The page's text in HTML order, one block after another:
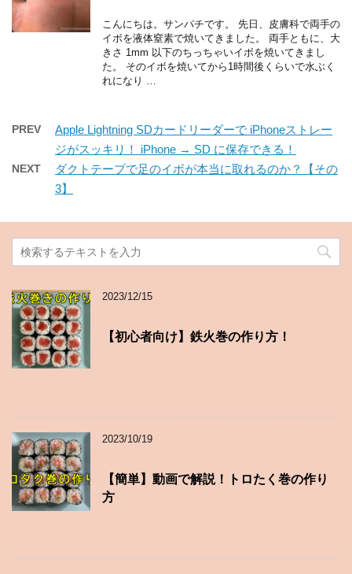
こんにちは。サンパチです。 先日、皮膚科で両手の
イボを液体窒素で焼いてきました。 両手ともに、大
きさ 1mm 以下のちっちゃいイボを焼いてきまし
た。 そのイボを焼いてから1時間後くらいで水ぶく
れになり …
PREV
Apple Lightning SDカードリーダーで iPhoneストレー
ジがスッキリ！ iPhone → SD に保存できる！
NEXT
ダクトテープで足のイボが本当に取れるのか？【その
3】
2023/12/15
【初心者向け】鉄火巻の作り方！
2023/10/19
【簡単】動画で解説！トロたく巻の作り
方